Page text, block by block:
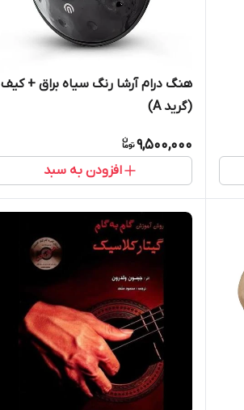
هنگ درام آرشا رنگ سیاه براق + کیف
(گرید A)
9,500,000
افزودن به سبد